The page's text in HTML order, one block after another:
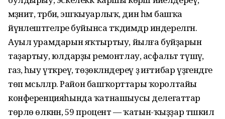
мәҙәниәт, тәрбиә, эшҡыуарлыҡ, дин һәм башҡа
йүнәлештәгеләре буйынса тәҡдимдәр индерелгән.
Ауыл урамдарын яҡтыртыу, йылға буйҙарын
таҙартыу, юлдарҙы ремонтлау, асфальт түшәү,
газ, һыу үткәреү, төҙөкләндереү ҙә иғтибар үҙәгендәге
төп мәсьәләләр. Район башҡорттары ҡоролтайы
конференцияһында ҡатнашыусы делегаттар
төрлө өлкәнән, 59 процент — ҡатын-ҡыҙҙар тәшкил